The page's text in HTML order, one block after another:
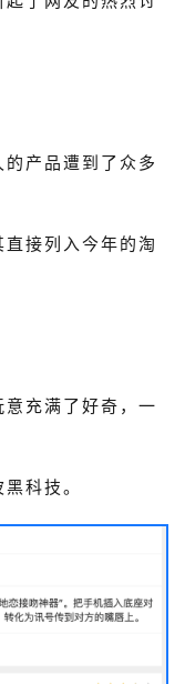
产品遭到了众多
接列入今年的淘
充满了好奇，一
科技。